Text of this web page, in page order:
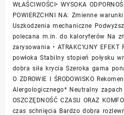
WŁAŚCIWOŚCI• WYSOKA
POWIERZCHNI NA: Zmienne
Uszkodzenia mechaniczne
polecana m.in. do kaloryferów Na
zarysowania • ATRAKCYJNY EFEKT
powłoka Stabilny stopień połysku
dobra siła krycia Szeroka gama
O ZDROWIE I ŚRODOWISKO
Alergologicznego* Neutralny
OSZCZĘDNOŚĆ CZASU ORAZ
czas schnięcia Bardzo dobra